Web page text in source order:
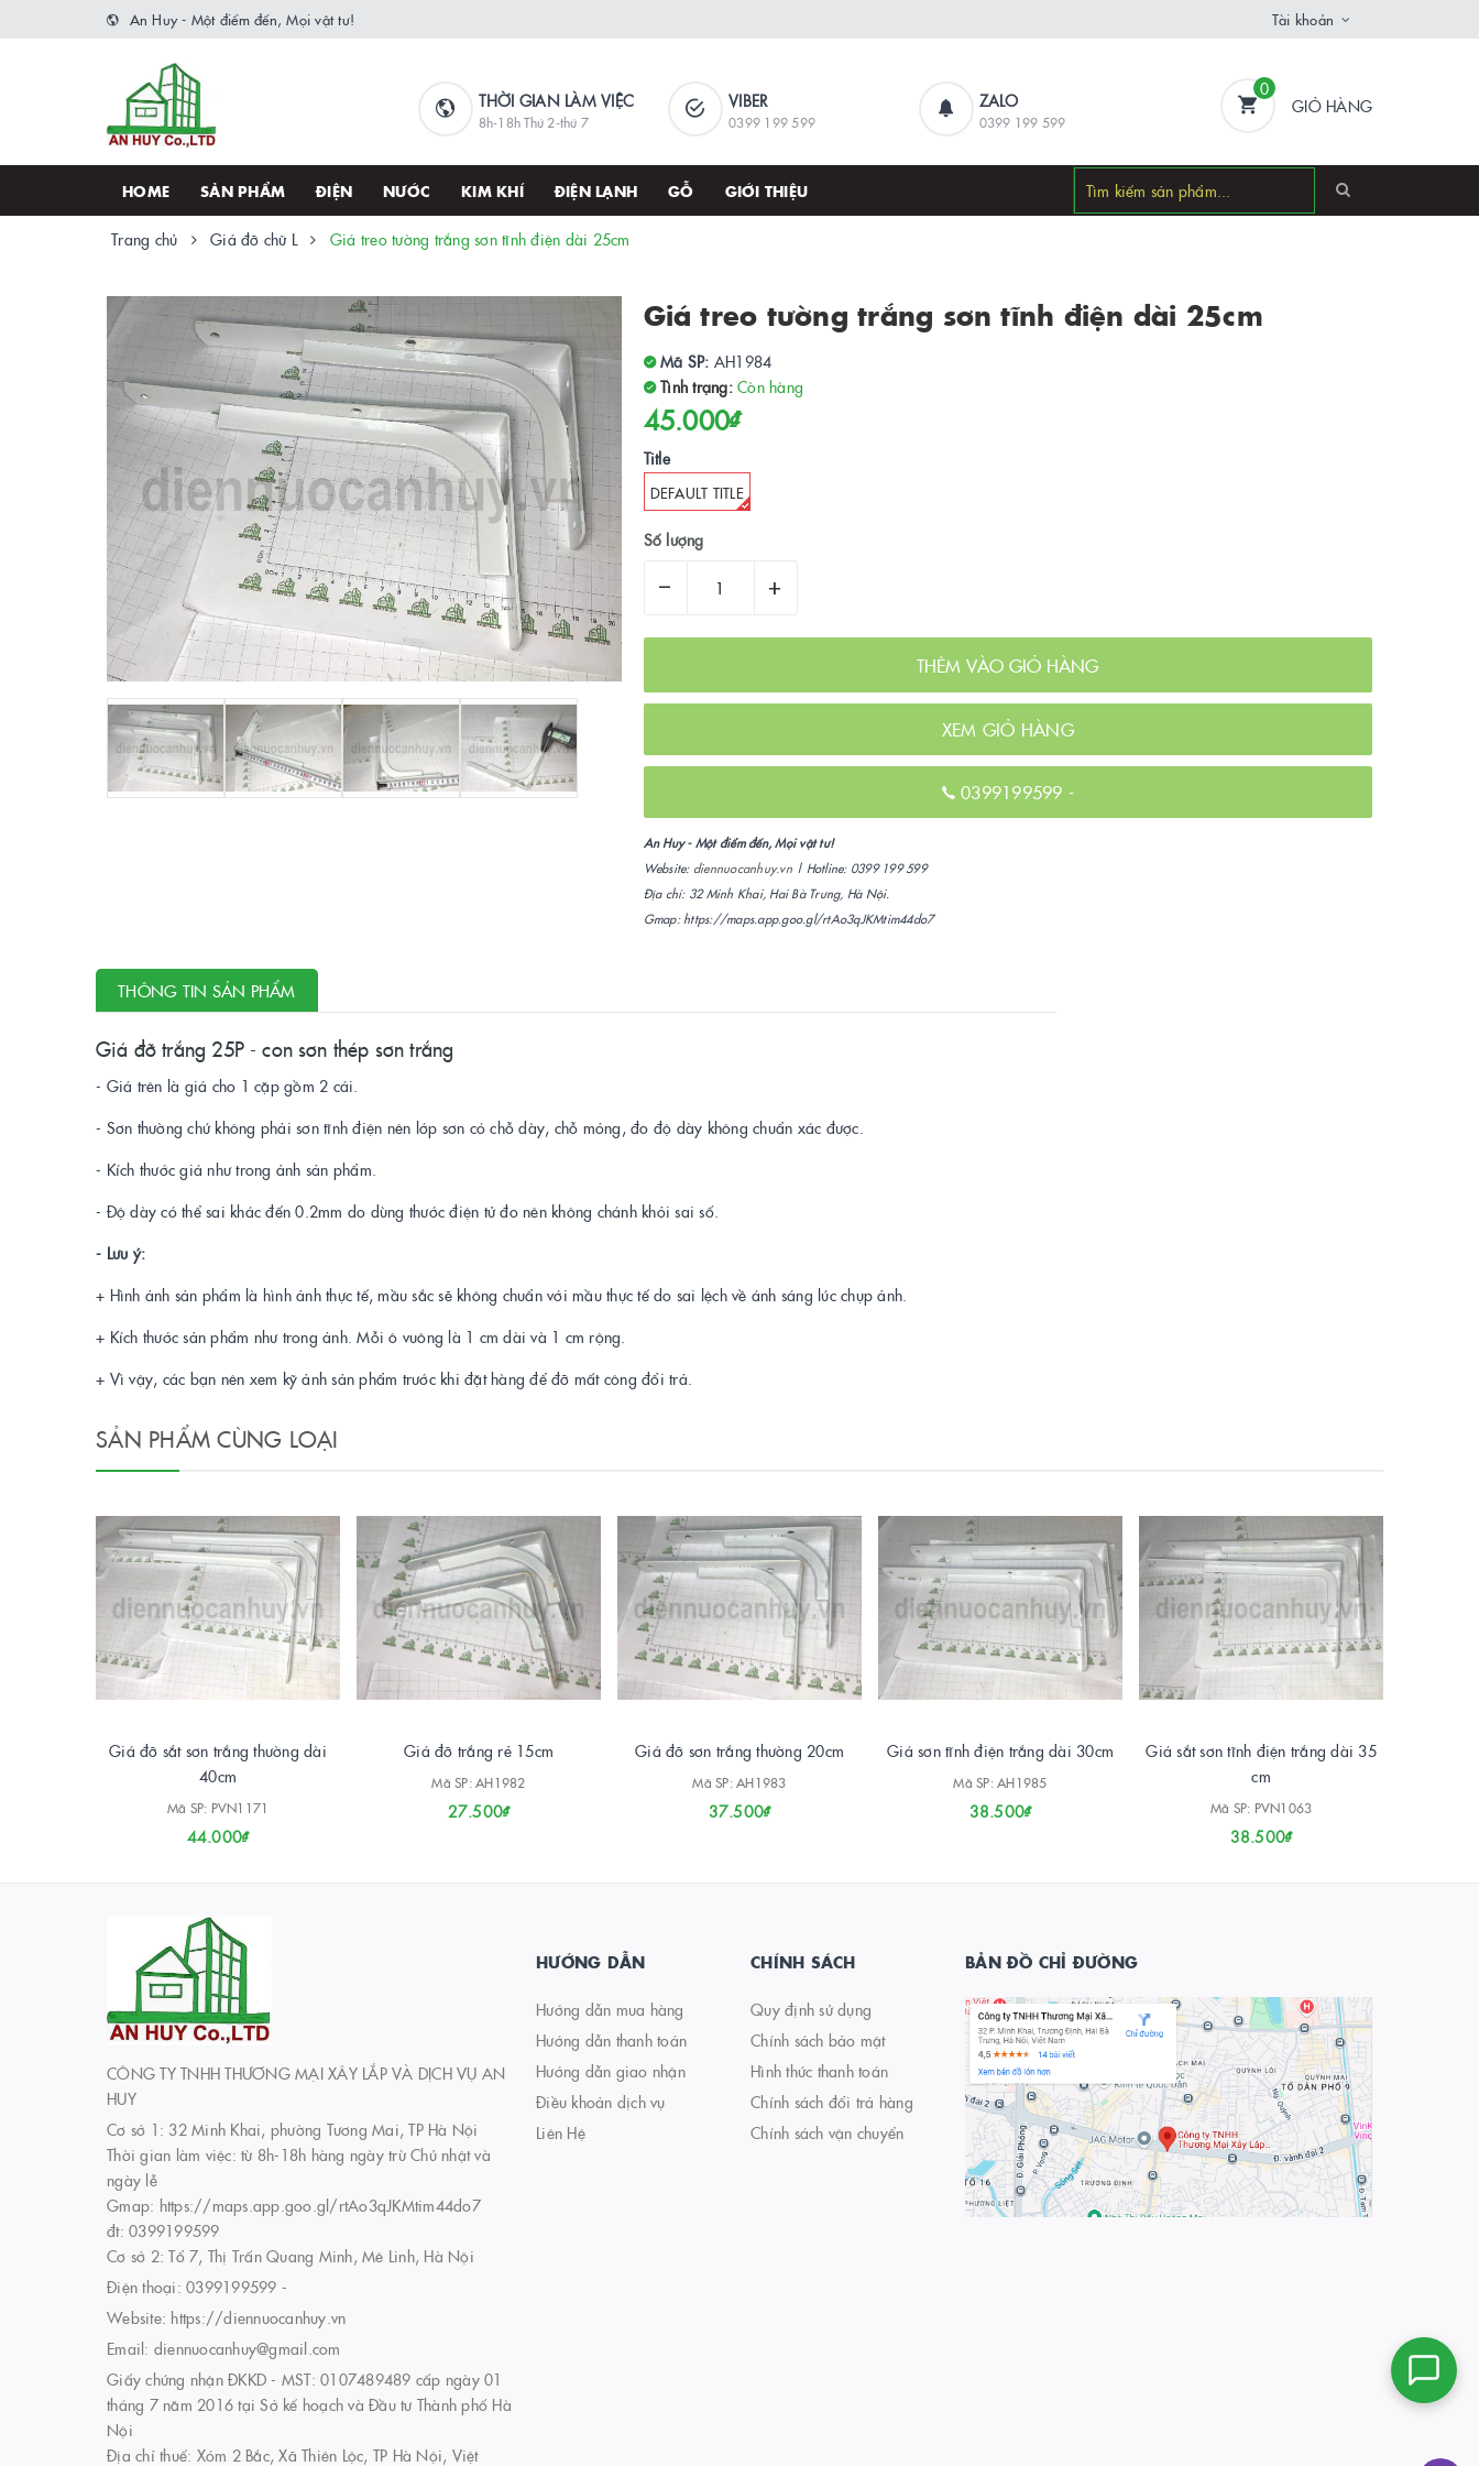
An Huy - Một điểm đến, Mọi vật tư! Tài khoản
THỜI GIAN LÀM VIỆC
8h-18h Thứ 2-thứ 7
VIBER
0399 199 599
ZALO
0399 199 599
0
GIỎ HÀNG
HOME SẢN PHẨM ĐIỆN NƯỚC KIM KHÍ ĐIỆN LẠNH GỖ GIỚI THIỆU
Trang chủ Giá đỡ chữ L Giá treo tường trắng sơn tĩnh điện dài 25cm
Giá treo tường trắng sơn tĩnh điện dài 25cm
Mã SP: AH1984
Tình trạng: Còn hàng
45.000₫
Title
DEFAULT TITLE
Số lượng
– +
THÊM VÀO GIỎ HÀNG
XEM GIỎ HÀNG
0399199599 -
An Huy - Một điểm đến, Mọi vật tư!
Website: diennuocanhuy.vn| Hotline: 0399 199 599
Địa chỉ: 32 Minh Khai, Hai Bà Trưng, Hà Nội.
Gmap: https://maps.app.goo.gl/rtAo3qJKMtim44do7
THÔNG TIN SẢN PHẨM
Giá đỡ trắng 25P - con sơn thép sơn trắng
- Giá trên là giá cho 1 cặp gồm 2 cái.
- Sơn thường chứ không phải sơn tĩnh điện nên lớp sơn có chỗ dày, chỗ mỏng, đo độ dày không chuẩn xác được.
- Kích thước giá như trong ảnh sản phẩm.
- Độ dày có thể sai khác đến 0.2mm do dùng thước điện tử đo nên không chánh khỏi sai số.
- Lưu ý:
+ Hình ảnh sản phẩm là hình ảnh thực tế, mầu sắc sẽ không chuẩn với mầu thực tế do sai lệch về ánh sáng lúc chụp ảnh.
+ Kích thước sản phẩm như trong ảnh. Mỗi ô vuông là 1 cm dài và 1 cm rộng.
+ Vì vậy, các bạn nên xem kỹ ảnh sản phẩm trước khi đặt hàng để đỡ mất công đổi trả.
SẢN PHẨM CÙNG LOẠI
Giá đỡ sắt sơn trắng thường dài
40cm
Mã SP: PVN1171
44.000₫
Giá đỡ trắng rẻ 15cm
Mã SP: AH1982
27.500₫
Giá đỡ sơn trắng thường 20cm
Mã SP: AH1983
37.500₫
Giá sơn tĩnh điện trắng dài 30cm
Mã SP: AH1985
38.500₫
Giá sắt sơn tĩnh điện trắng dài 35
cm
Mã SP: PVN1063
38.500₫
CÔNG TY TNHH THƯƠNG MẠI XÂY LẮP VÀ DỊCH VỤ AN
HUY
Cơ sở 1: 32 Minh Khai, phường Tương Mai, TP Hà Nội
Thời gian làm việc: từ 8h-18h hàng ngày trừ Chủ nhật và
ngày lễ
Gmap: https://maps.app.goo.gl/rtAo3qJKMtim44do7
đt: 0399199599
Cơ sở 2: Tổ 7, Thị Trấn Quang Minh, Mê Linh, Hà Nội
Điện thoại: 0399199599 -
Website: https://diennuocanhuy.vn
Email: diennuocanhuy@gmail.com
Giấy chứng nhận ĐKKD - MST: 0107489489 cấp ngày 01
tháng 7 năm 2016 tại Sở kế hoạch và Đầu tư Thành phố Hà
Nội
Địa chỉ thuế: Xóm 2 Bắc, Xã Thiên Lộc, TP Hà Nội, Việt
HƯỚNG DẪN
Hướng dẫn mua hàng
Hướng dẫn thanh toán
Hướng dẫn giao nhận
Điều khoản dịch vụ
Liên Hệ
CHÍNH SÁCH
Quy định sử dụng
Chính sách bảo mật
Hình thức thanh toán
Chính sách đổi trả hàng
Chính sách vận chuyển
BẢN ĐỒ CHỈ ĐƯỜNG